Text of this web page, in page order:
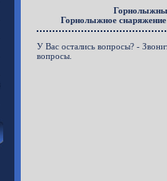
Горнолыжное
У Вас остались вопросы? -
вопросы.